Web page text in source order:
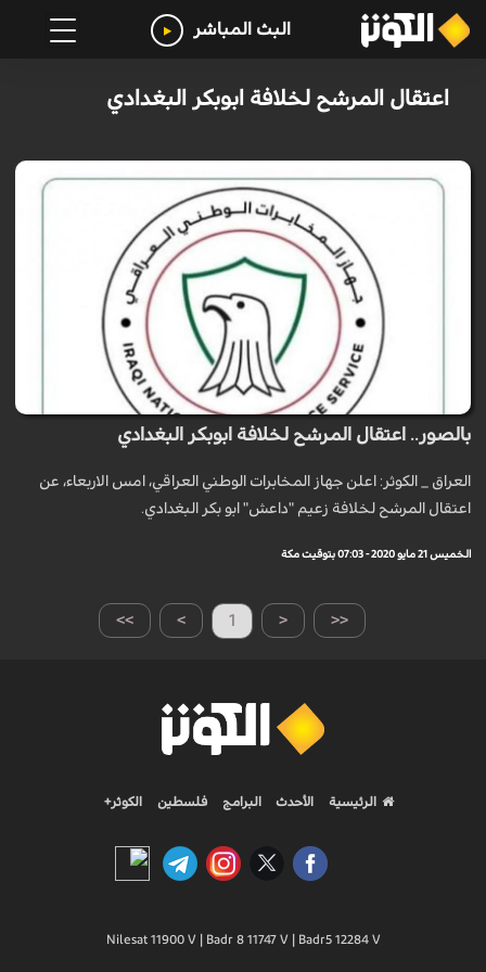
البث المباشر
اعتقال المرشح لخلافة ابوبكر البغدادي
بالصور.. اعتقال المرشح لخلافة ابوبكر البغدادي
العراق _ الكوثر: اعلن جهاز المخابرات الوطني العراقي، امس الاربعاء، عن
اعتقال المرشح لخلافة زعيم "داعش" ابو بكر البغدادي.
الخميس 21 مايو 2020 - 07:03 بتوقيت مكة
>> > 1 < <<
الرئيسية الأحدث البرامج فلسطين الكوثر+
Nilesat 11900 V | Badr 8 11747 V | Badr5 12284 V